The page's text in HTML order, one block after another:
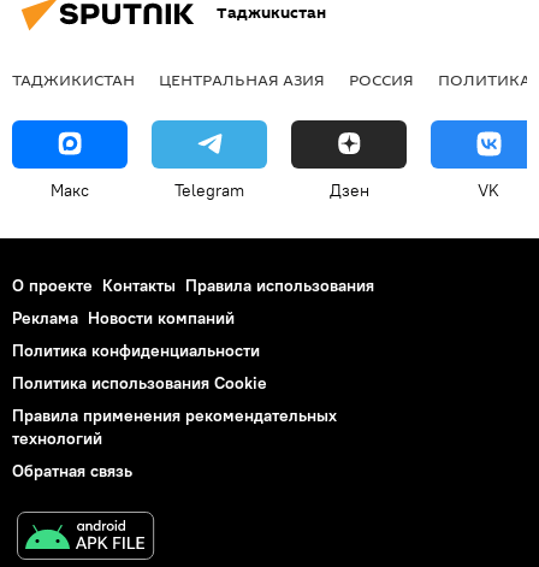
Таджикистан
ТАДЖИКИСТАН ЦЕНТРАЛЬНАЯ АЗИЯ РОССИЯ ПОЛИТИКА
Макс Telegram Дзен VK
О проекте Контакты Правила использования
Реклама Новости компаний
Политика конфиденциальности
Политика использования Cookie
Правила применения рекомендательных
технологий
Обратная связь